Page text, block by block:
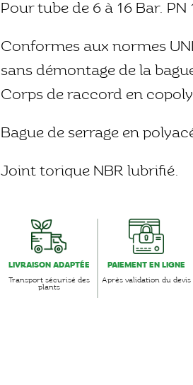
Pour tube de 6 à 16 Bar. PN
Conformes aux normes
sans démontage de la
Corps de raccord en
Bague de serrage en
Joint torique NBR lubrifié.
LIVRAISON ADAPTÉE
Transport sécurisé des
plants
PAIEMENT EN LIGNE
Après validation du devis